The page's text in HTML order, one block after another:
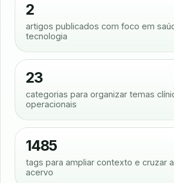
2
artigos publicados com foco em
tecnologia
23
categorias para organizar temas
operacionais
1485
tags para ampliar contexto e cruzar
acervo